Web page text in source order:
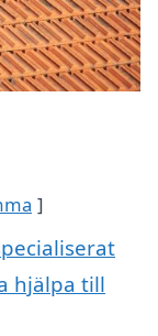
hjälpa till